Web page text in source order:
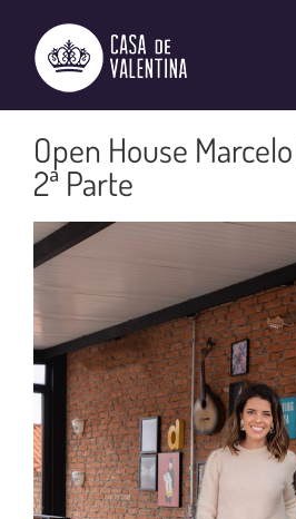
conteúdo
Open House
2ª Parte